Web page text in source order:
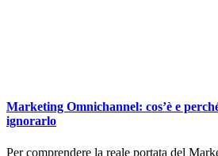
Marketing Omnichannel: cos’è e
ignorarlo
Per comprendere la reale portata del